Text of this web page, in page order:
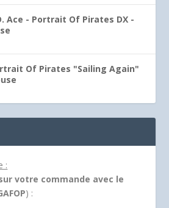
Ace - Portrait Of Pirates DX -
Of Pirates "Sailing Again"
:
votre commande avec le
) :